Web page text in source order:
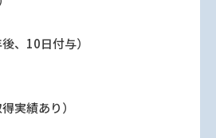
、10日付与）
実績あり）